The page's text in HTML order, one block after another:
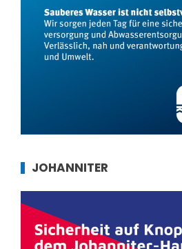
JOHANNITER